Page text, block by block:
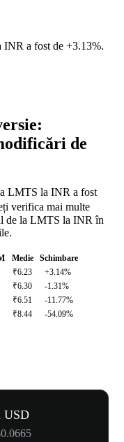
INR a fost de +3.13%.
de
LMTS la INR a fost
verifica mai multe
de la LMTS la INR în
Medie
Schimbare
₹6.23
+3.14%
₹6.30
-1.31%
₹6.51
-11.77%
₹8.44 -54.09%
USD